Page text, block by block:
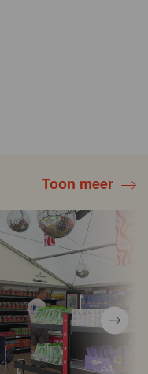
Toon meer